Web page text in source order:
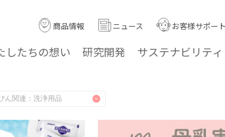
したちの想い 研究開発 サステナビリティ
商品情報 ニュース お客様サポー